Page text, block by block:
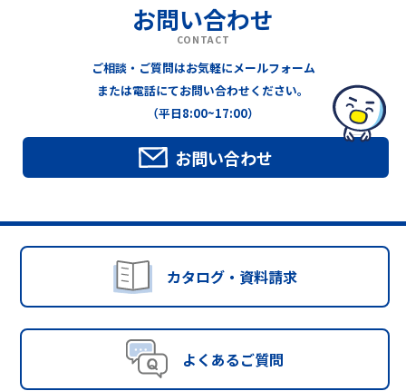
お問い合わせ
CONTACT
ご相談・ご質問はお気軽にメールフォーム
または電話にてお問い合わせください。
（平日8:00~17:00）
お問い合わせ
カタログ・資料請求
よくあるご質問